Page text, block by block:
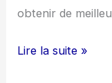
obtenir de
Lire la suite »